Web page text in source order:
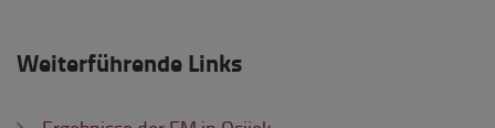
Weiterführende Links